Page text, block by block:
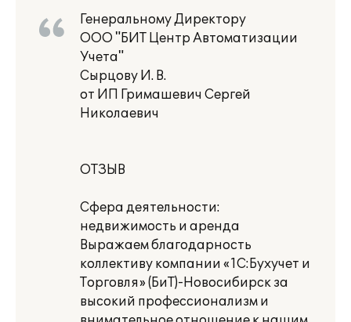
Генеральному Директору
ООО "БИТ Центр Автоматизации
Учета"
Сырцову И. В.
от ИП Гримашевич Сергей
Николаевич
ОТЗЫВ
Сфера деятельности:
недвижимость и аренда
Выражаем благодарность
коллективу компании «1С:Бухучет и
Торговля» (БиТ)-Новосибирск за
высокий профессионализм и